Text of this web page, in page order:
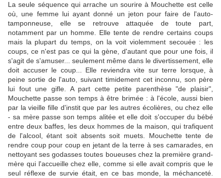
La seule séquence qui arrache un sourire à Mouchette est celle
où, une femme lui ayant donné un jeton pour faire de l'auto-
tamponneuse, elle se retrouve attaquée de toute part,
notamment par un homme. Elle tente de rendre certains coups
mais la plupart du temps, on la voit violemment secouée : les
coups, ce n'est pas ce qui la gène, d'autant que pour une fois, il
s'agit de s'amuser... seulement même dans le divertissement, elle
doit accuser le coup... Elle reviendra vite sur terre lorsque, à
peine sortie de l'auto, suivant timidement cet inconnu, son père
lui fout une gifle. A part cette petite parenthèse "de plaisir",
Mouchette passe son temps à être brimée : à l'école, aussi bien
par la vieille fille d'instit que par les autres écolières, ou chez elle
- sa mère passe son temps alitée et elle doit s'occuper du bébé
entre deux baffes, les deux hommes de la maison, qui trafiquent
de l'alcool, étant soit absents soit muets. Mouchette tente de
rendre coup pour coup en jetant de la terre à ses camarades, en
nettoyant ses godasses toutes boueuses chez la première grand-
mère qui l'accueille chez elle, comme si elle avait compris que le
seul réflexe de survie était, en ce bas monde, la méchanceté.